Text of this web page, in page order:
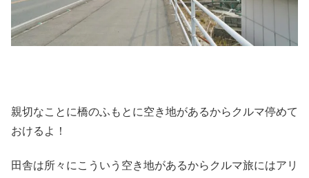
親切なことに橋のふもとに空き地があるからクルマ停めて
おけるよ！
田舎は所々にこういう空き地があるからクルマ旅にはアリ